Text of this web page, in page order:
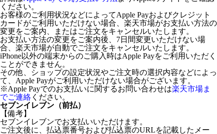
ください。
お客様のご利用状況などによってApple Payおよびクレジット
カードがご利用いただけない場合、楽天市場がお支払い方法の
変更をご案内、またはご注文をキャンセルいたします。
お支払い方法の変更をご案内後、7日間変更いただけない場
合、楽天市場が自動でご注文をキャンセルいたします。
iPhone以外の端末からのご購入時はApple Payをご利用いただく
ことができません。
その他、ショップの設定状況やご注文時の選択内容などによっ
て、Apple Payがご利用いただけない場合がございます。
※Apple Payでのお支払いに関するお問い合わせは楽天市場ま
でご連絡 ください。
セブンイレブン（前払）
【備考】
セブンイレブンでお支払いいただけます。
ご注文後に、払込票番号および払込票のURLを記載したメー